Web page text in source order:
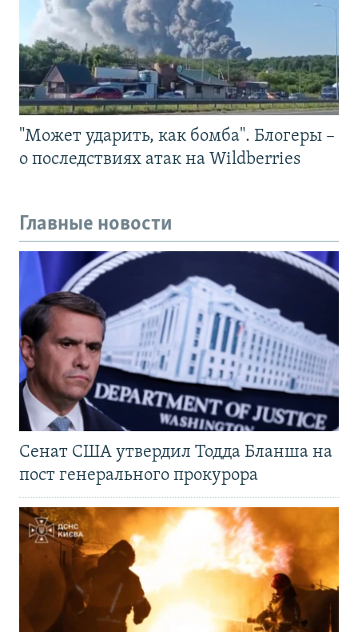
"Может ударить, как бомба". Блогеры –
о последствиях атак на Wildberries
Главные новости
Сенат США утвердил Тодда Бланша на
пост генерального прокурора